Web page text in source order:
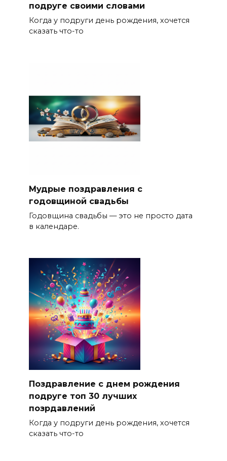
подруге своими словами
Когда у подруги день рождения, хочется
сказать что-то
Мудрые поздравления с
годовщиной свадьбы
Годовщина свадьбы — это не просто дата
в календаре.
Поздравление с днем рождения
подруге топ 30 лучших
позрдавлений
Когда у подруги день рождения, хочется
сказать что-то